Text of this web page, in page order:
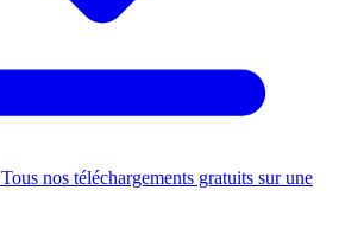
Tous nos téléchargements gratuits sur une